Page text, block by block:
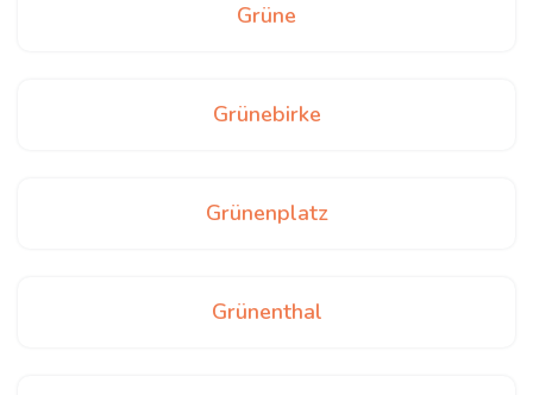
Grüne
Grünebirke
Grünenplatz
Grünenthal